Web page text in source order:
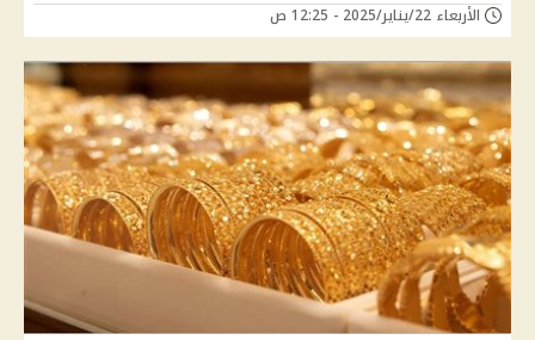
الأربعاء 22/يناير/2025 - 12:25 ص